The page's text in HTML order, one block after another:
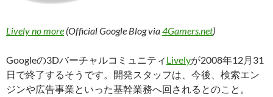
Lively no more (Official Google Blog via4Gamers.net)
Googleの3Dバーチャルコミュニティ Livelyが2008年12月31
日で終了するそうです。開発スタッフは、今後、検索エン
ジンや広告事業といった基幹業務へ回されるとのこと。